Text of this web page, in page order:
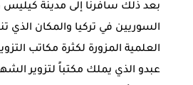
بعد ذلك سافرنا إلى مدينة كيليس
السوريين في تركيا والمكان الذي
العلمية المزورة لكثرة مكاتب
عبدو الذي يملك مكتباً لتزوير